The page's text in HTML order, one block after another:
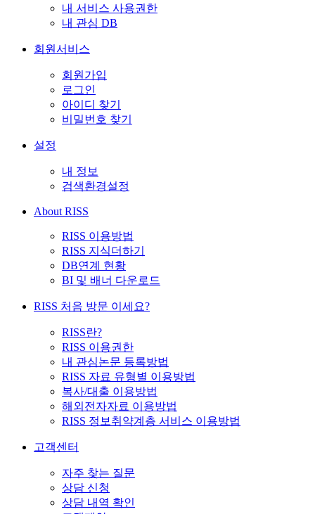
내 서비스 사용권한
내 관심 DB
회원서비스
회원가입
로그인
아이디 찾기
비밀번호 찾기
설정
내 정보
검색환경설정
About RISS
RISS 이용방법
RISS 지식더하기
DB연계 현황
BI 및 배너 다운로드
RISS 처음 방문 이세요?
RISS란?
RISS 이용권한
내 관심논문 등록방법
RISS 자료 유형별 이용방법
복사/대출 이용방법
해외전자자료 이용방법
RISS 정보취약계층 서비스 이용방법
고객센터
자주 찾는 질문
상담 신청
상담 내역 확인